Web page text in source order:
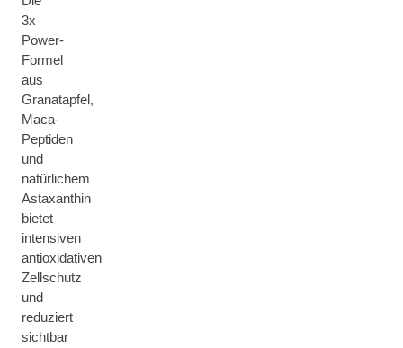
3x
Power-
Formel
aus
Granatapfel,
Maca-
Peptiden
und
natürlichem
Astaxanthin
bietet
intensiven
antioxidativen
Zellschutz
und
reduziert
sichtbar